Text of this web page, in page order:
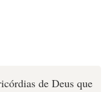
de Deus que